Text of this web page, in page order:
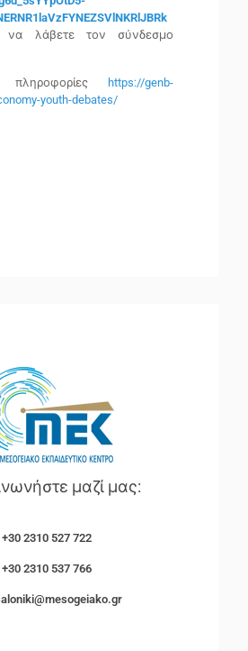
να λάβετε τον σύνδεσμο
πληροφορίες
https://genb-
youth-debates/
μαζί μας:
+30 2310 527 722
+30 2310 537 766